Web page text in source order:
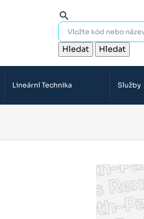
search
Hledat Hledat
Lineární Technika Služby